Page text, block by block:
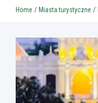
Home Miasta turystyczne